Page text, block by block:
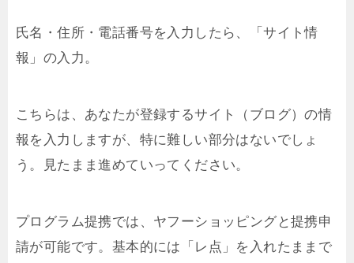
氏名・住所・電話番号を入力したら、「サイト情
報」の入力。
こちらは、あなたが登録するサイト（ブログ）の情
報を入力しますが、特に難しい部分はないでしょ
う。見たまま進めていってください。
プログラム提携では、ヤフーショッピングと提携申
請が可能です。基本的には「レ点」を入れたままで